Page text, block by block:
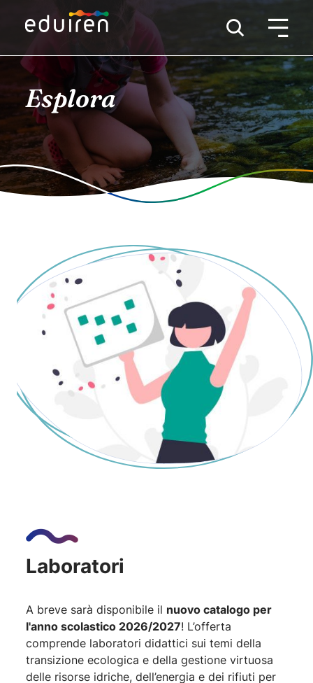
Esplora
Laboratori
A breve sarà disponibile il nuovo catalogo per
l'anno scolastico 2026/2027! L’offerta
comprende laboratori didattici sui temi della
transizione ecologica e della gestione virtuosa
delle risorse idriche, dell’energia e dei rifiuti per